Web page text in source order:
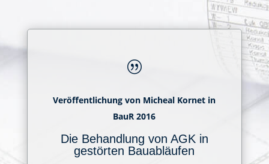
|
Veröffentlichung von Micheal Kornet in
BauR 2016
Die Behandlung von AGK in
gestörten Bauabläufen